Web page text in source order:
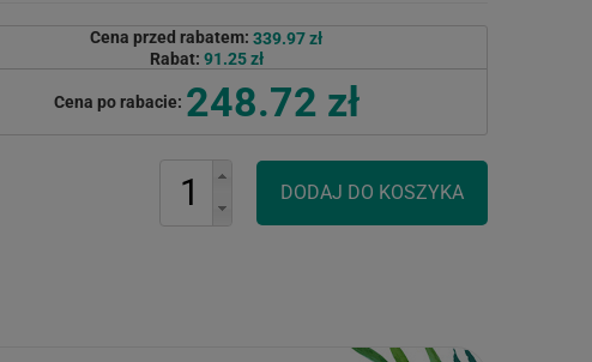
Cena przed rabatem: 339.97 zł
Rabat: 91.25 zł
Cena po rabacie: 248.72 zł